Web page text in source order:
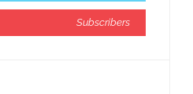
Subscribers